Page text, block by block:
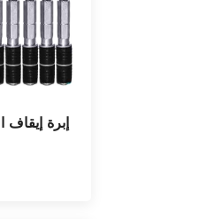
إبرة إيقاف